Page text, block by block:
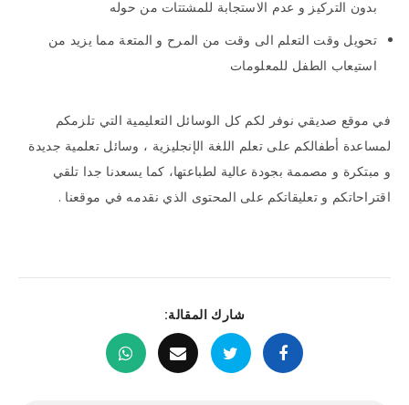
بدون التركيز و عدم الاستجابة للمشتتات من حوله
تحويل وقت التعلم الى وقت من المرح و المتعة مما يزيد من
استيعاب الطفل للمعلومات
في موقع صديقي نوفر لكم كل الوسائل التعليمية التي تلزمكم
لمساعدة أطفالكم على تعلم اللغة الإنجليزية ، وسائل تعلمية جديدة
و مبتكرة و مصممة بجودة عالية لطباعتها، كما يسعدنا جدا تلقي
اقتراحاتكم و تعليقاتكم على المحتوى الذي نقدمه في موقعنا .
شارك المقالة: